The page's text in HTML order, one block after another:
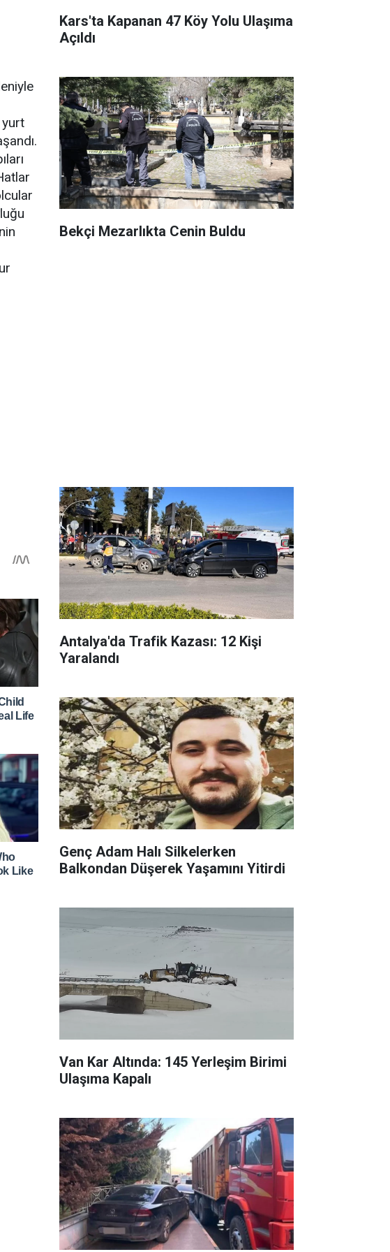
yurt
Kars'ta Kapanan 47 Köy Yolu Ulaşıma
Açıldı
Bekçi Mezarlıkta Cenin Buldu
Antalya'da Trafik Kazası: 12 Kişi
Yaralandı
Genç Adam Halı Silkelerken
Balkondan Düşerek Yaşamını Yitirdi
Van Kar Altında: 145 Yerleşim Birimi
Ulaşıma Kapalı